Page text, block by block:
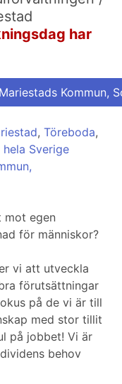
har
Kommun,
, Töreboda,
hela Sverige
mot egen
för människor?
vi att utveckla
förutsättningar
på de vi är till
med stor tillit
på jobbet! Vi är
behov